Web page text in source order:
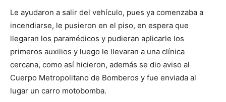
Le ayudaron a salir del vehículo, pues ya comenzaba a
incendiarse, le pusieron en el piso, en espera que
llegaran los paramédicos y pudieran aplicarle los
primeros auxilios y luego le llevaran a una clínica
cercana, como así hicieron, además se dio aviso al
Cuerpo Metropolitano de Bomberos y fue enviada al
lugar un carro motobomba.